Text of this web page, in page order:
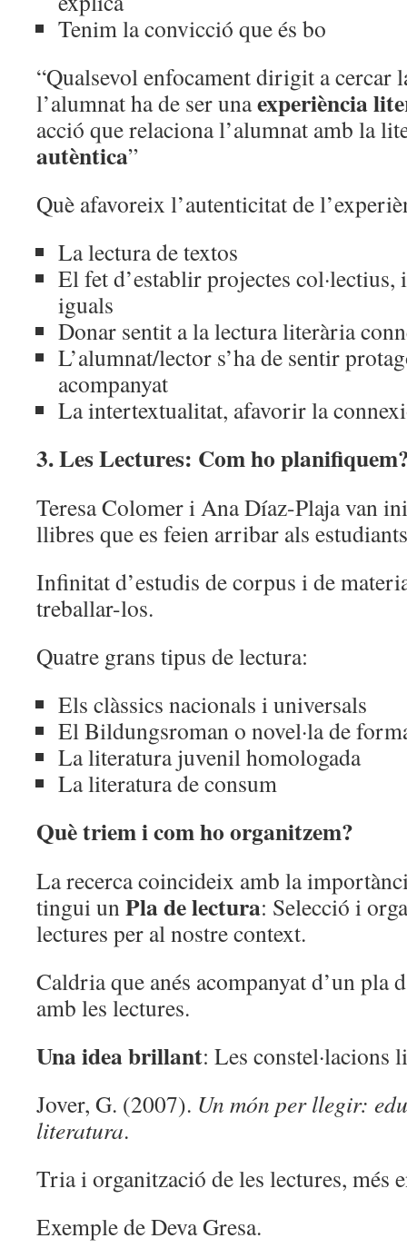
Tenim la convicció que és bo
“Qualsevol enfocament dirigit a cercar
l’alumnat ha de ser unaexperiència
acció que relaciona l’alumnat amb la
autèntica”
Què afavoreix l’autenticitat de
La lectura de textos
El fet d’establir projectes col·lectius,
iguals
Donar sentit a la lectura literària
L’alumnat/lector s’ha de sentir
acompanyat
La intertextualitat, afavorir la
3. Les Lectures: Com ho
Teresa Colomer i Ana Díaz-Plaja van
llibres que es feien arribar als
Infinitat d’estudis de corpus i de
treballar-los.
Quatre grans tipus de lectura:
Els clàssics nacionals i universals
El Bildungsroman o novel·la de
La literatura juvenil homologada
La literatura de consum
Què triem i com ho organitzem?
La recerca coincideix amb la
tingui unPla de lectura: Selecció i
lectures per al nostre context.
Caldria que anés acompanyat d’un pla
amb les lectures.
Una idea brillant: Les constel·lacions
Jover, G. (2007). Un món per llegir:
literatura.
Tria i organització de les lectures, més
Exemple de Deva Gresa.